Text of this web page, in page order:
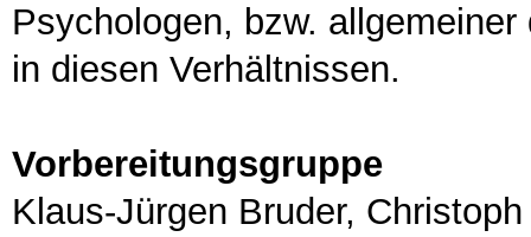
Psychologen, bzw.
in diesen Verhältnissen.
Vorbereitungsgruppe
Klaus-Jürgen Bruder,